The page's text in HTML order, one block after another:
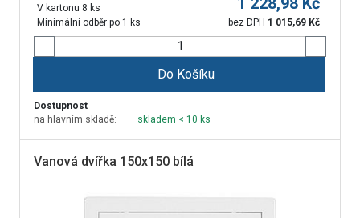
V kartonu 8 ks
Minimální odběr po 1 ks
bez DPH 1 015,69 Kč
Do Košíku
Dostupnost
na hlavním skladě:
skladem < 10 ks
Vanová dvířka 150x150 bílá